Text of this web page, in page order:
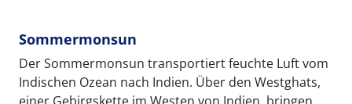
Sommermonsun
Der Sommermonsun transportiert feuchte Luft vom
Indischen Ozean nach Indien. Über den Westghats,